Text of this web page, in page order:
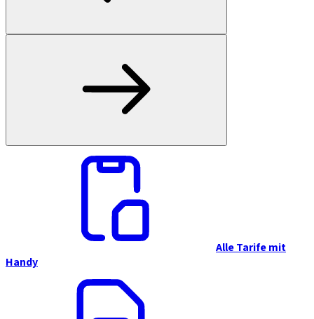
Alle Tarife mit
Handy